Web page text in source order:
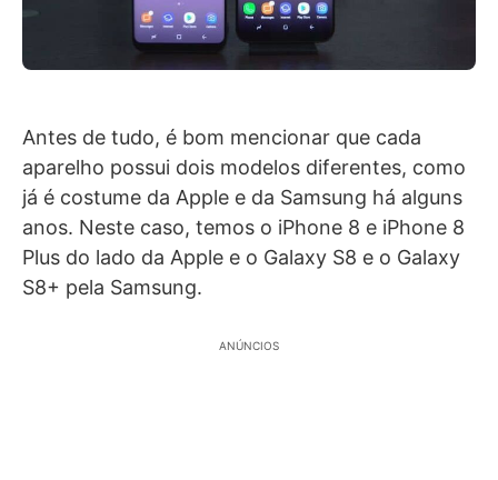
Antes de tudo, é bom mencionar que cada
aparelho possui dois modelos diferentes, como
já é costume da Apple e da Samsung há alguns
anos. Neste caso, temos o iPhone 8 e iPhone 8
Plus do lado da Apple e o Galaxy S8 e o Galaxy
S8+ pela Samsung.
ANÚNCIOS